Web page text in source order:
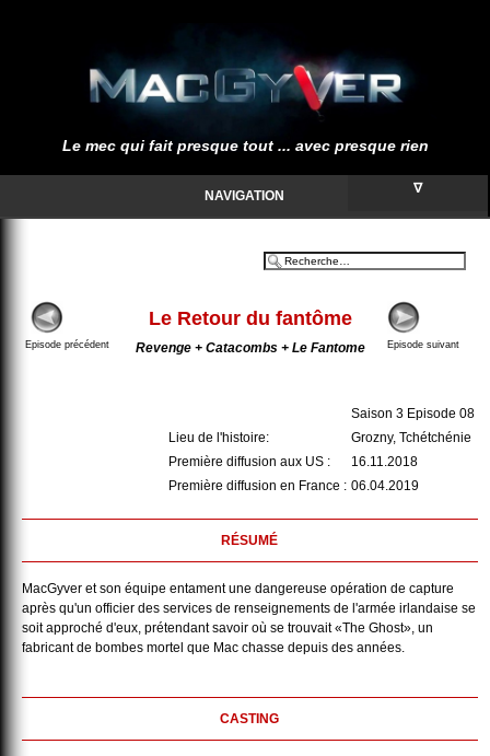
Le mec qui fait presque tout ... avec presque rien
NAVIGATION ∇
Le Retour du fantôme
Episode précédent Revenge + Catacombs + Le Fantome Episode suivant
Saison 3 Episode 08
Lieu de l'histoire:
Grozny, Tchétchénie
Première diffusion aux US :
16.11.2018
Première diffusion en France : 06.04.2019
RÉSUMÉ
MacGyver et son équipe entament une dangereuse opération de capture
après qu'un officier des services de renseignements de l'armée irlandaise se
soit approché d'eux, prétendant savoir où se trouvait «The Ghost», un
fabricant de bombes mortel que Mac chasse depuis des années.
CASTING